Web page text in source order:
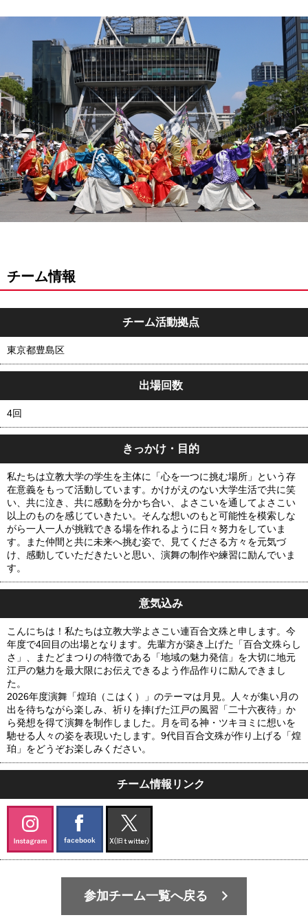
チーム情報
チーム活動拠点
東京都豊島区
出場回数
4回
きっかけ・目的
私たちは立教大学の学生を主体に「心を一つに挑む場所」という存
在意義をもって活動しています。かけがえのない大学生活で共に笑
い、共に泣き、共に感動を分かち合い、よさこいを通してよさこい
以上のものを感じていきたい。そんな想いのもと可能性を模索しな
がら一人一人が挑戦できる場を作れるように日々努力をしていま
す。また仲間と共に未来へ挑む姿で、見てくださる方々を元気づ
け、感動していただきたいと思い、演舞の制作や練習に励んでいま
す。
意気込み
こんにちは！私たちは立教大学よさこい連百合文殊と申します。今
年度で4回目の出場となります。先輩方が築き上げた「百合文殊らし
さ」、またどまつりの特徴である「地域の魅力発信」を大切に地元
江戸の魅力を最大限にお伝えできるよう作品作りに励んできまし
た。
2026年度演舞「煌珀（こはく）」のテーマは月見。人々が集い月の
出を待ちながら楽しみ、祈りを捧げた江戸の風習「二十六夜待」か
ら発想を得て演舞を制作しました。月を司る神・ツキヨミに想いを
馳せる人々の姿を表現いたします。9代目百合文殊が作り上げる「煌
珀」をどうぞお楽しみください。
チーム情報リンク
参加チーム一覧へ戻る